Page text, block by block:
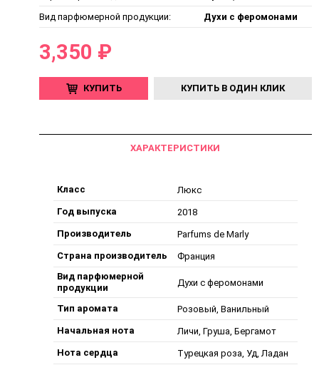
Вид парфюмерной продукции:
Духи с феромонами
3,350 ₽
КУПИТЬ КУПИТЬ В ОДИН КЛИК
ХАРАКТЕРИСТИКИ
Класс
Люкс
Год выпуска
2018
Производитель
Parfums de Marly
Страна производитель
Франция
Вид парфюмерной
продукции
Духи с феромонами
Тип аромата
Розовый, Ванильный
Начальная нота
Личи, Груша, Бергамот
Нота сердца
Турецкая роза, Уд, Ладан